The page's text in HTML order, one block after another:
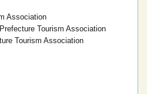
Association
Tourism Association
Tourism Association